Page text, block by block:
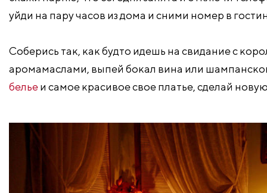
уйди на пару часов из дома и сними номер в
Соберись так, как будто идешь на свидание с
аромамаслами, выпей бокал вина или
бельеи самое красивое свое платье, сделай